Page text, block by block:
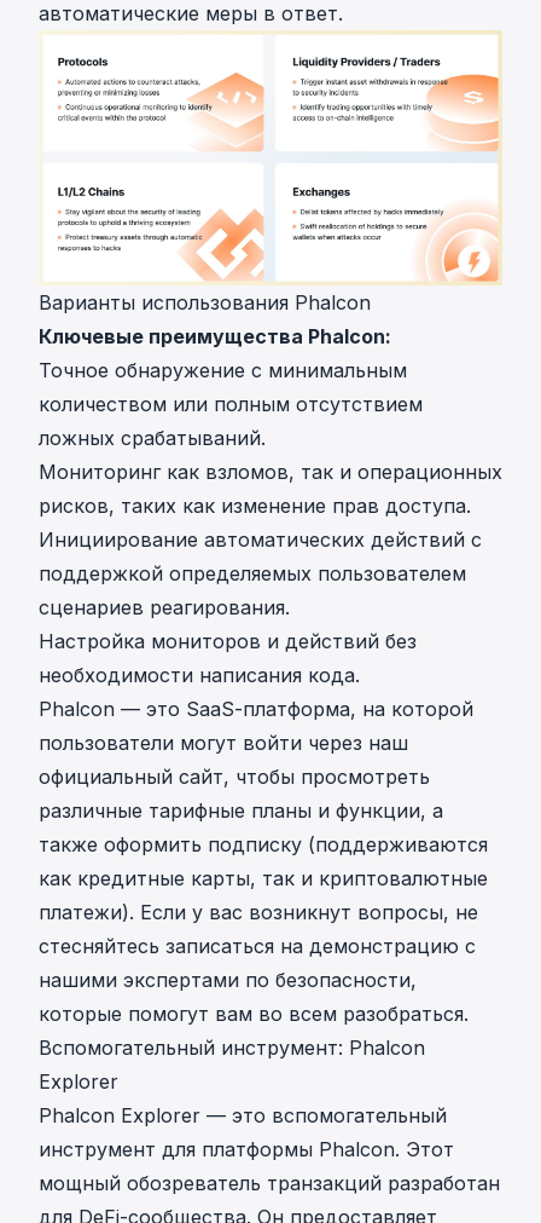
автоматические меры в ответ.
Варианты использования Phalcon
Ключевые преимущества Phalcon:
Точное обнаружение с минимальным
количеством или полным отсутствием
ложных срабатываний.
Мониторинг как взломов, так и операционных
рисков, таких как изменение прав доступа.
Инициирование автоматических действий с
поддержкой определяемых пользователем
сценариев реагирования.
Настройка мониторов и действий без
необходимости написания кода.
Phalcon — это SaaS-платформа, на которой
пользователи могут войти через наш
официальный сайт, чтобы просмотреть
различные тарифные планы и функции, а
также оформить подписку (поддерживаются
как кредитные карты, так и криптовалютные
платежи). Если у вас возникнут вопросы, не
стесняйтесь записаться на демонстрацию с
нашими экспертами по безопасности,
которые помогут вам во всем разобраться.
Вспомогательный инструмент: Phalcon
Explorer
Phalcon Explorer — это вспомогательный
инструмент для платформы Phalcon. Этот
мощный обозреватель транзакций разработан
для DeFi-сообщества. Он предоставляет